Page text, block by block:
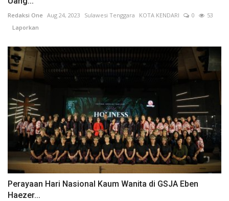
Redaksi One Aug 24, 2023 Sulawesi Tenggara KOTA KENDARI 0
53
Laporkan
Perayaan Hari Nasional Kaum Wanita di GSJA Eben
Haezer...